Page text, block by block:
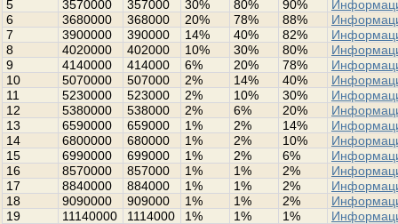
5
3570000 357000 30% 80% 90%
6
3680000 368000 20% 78% 88%
7
3900000 390000 14% 40% 82%
8
4020000 402000 10% 30% 80%
9
4140000 414000 6% 20% 78%
10
5070000 507000 2% 14% 40%
11
5230000 523000 2% 10% 30%
12
5380000 538000 2% 6% 20%
13
6590000 659000 1% 2% 14%
14
6800000 680000 1% 2% 10%
15
6990000 699000 1% 2% 6%
16
8570000 857000 1% 1% 2%
17
8840000 884000 1% 1% 2%
18
9090000 909000 1% 1% 2%
19
11140000 1114000 1% 1% 1%